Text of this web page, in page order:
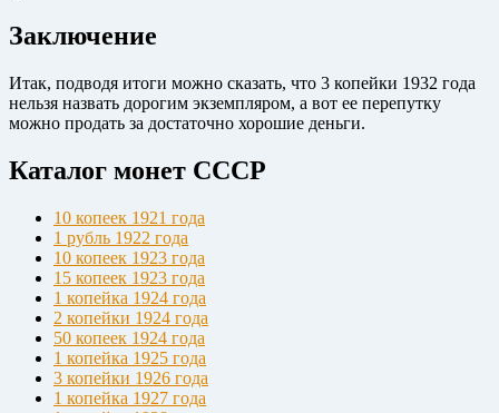
Заключение
Итак, подводя итоги можно сказать, что 3 копейки 1932 года
нельзя назвать дорогим экземпляром, а вот ее перепутку
можно продать за достаточно хорошие деньги.
Каталог монет СССР
10 копеек 1921 года
1 рубль 1922 года
10 копеек 1923 года
15 копеек 1923 года
1 копейка 1924 года
2 копейки 1924 года
50 копеек 1924 года
1 копейка 1925 года
3 копейки 1926 года
1 копейка 1927 года